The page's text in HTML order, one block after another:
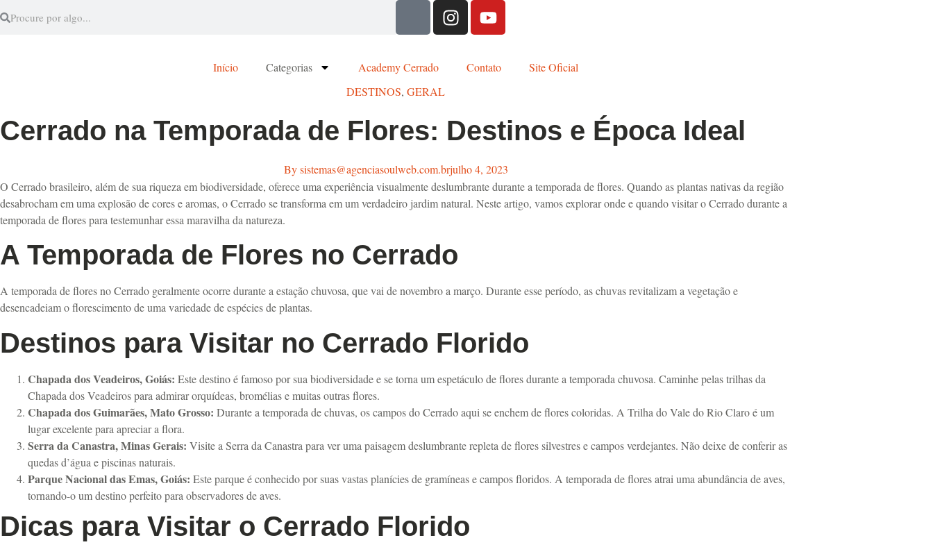
Início Categorias Academy Cerrado Contato
Site Oficial
DESTINOS, GERAL
Cerrado na Temporada de Flores: Destinos e Época Ideal
Bysistemas@agenciasoulweb.com.brjulho 4, 2023
O Cerrado brasileiro, além de sua riqueza em biodiversidade, oferece uma experiência visualmente deslumbrante durante a temporada de flores. Quando as plantas nativas da região
desabrocham em uma explosão de cores e aromas, o Cerrado se transforma em um verdadeiro jardim natural. Neste artigo, vamos explorar onde e quando visitar o Cerrado durante a
temporada de flores para testemunhar essa maravilha da natureza.
A Temporada de Flores no Cerrado
A temporada de flores no Cerrado geralmente ocorre durante a estação chuvosa, que vai de novembro a março. Durante esse período, as chuvas revitalizam a vegetação e
desencadeiam o florescimento de uma variedade de espécies de plantas.
Destinos para Visitar no Cerrado Florido
Chapada dos Veadeiros, Goiás: Este destino é famoso por sua biodiversidade e se torna um espetáculo de flores durante a temporada chuvosa. Caminhe pelas trilhas da
Chapada dos Veadeiros para admirar orquídeas, bromélias e muitas outras flores.
Chapada dos Guimarães, Mato Grosso: Durante a temporada de chuvas, os campos do Cerrado aqui se enchem de flores coloridas. A Trilha do Vale do Rio Claro é um
lugar excelente para apreciar a flora.
Serra da Canastra, Minas Gerais: Visite a Serra da Canastra para ver uma paisagem deslumbrante repleta de flores silvestres e campos verdejantes. Não deixe de conferir as
quedas d’água e piscinas naturais.
Parque Nacional das Emas, Goiás: Este parque é conhecido por suas vastas planícies de gramíneas e campos floridos. A temporada de flores atrai uma abundância de aves,
tornando-o um destino perfeito para observadores de aves.
Dicas para Visitar o Cerrado Florido